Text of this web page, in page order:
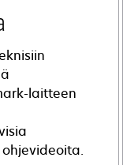
laitteen